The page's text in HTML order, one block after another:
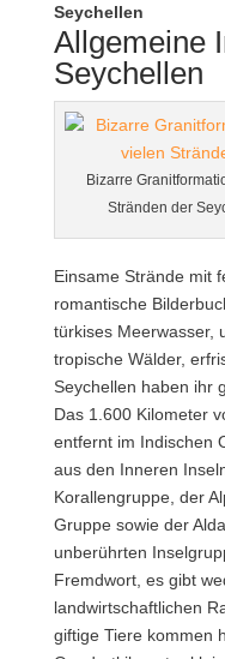
Seychellen
Allgemeine
Seychellen
Bizarre
Stränden der
Einsame Strände mit
romantische
türkises Meerwasser,
tropische Wälder,
Seychellen haben ihr
Das 1.600 Kilometer
entfernt im Indischen
aus den Inneren
Korallengruppe, der
Gruppe sowie der
unberührten
Fremdwort, es gibt
landwirtschaftlichen
giftige Tiere kommen